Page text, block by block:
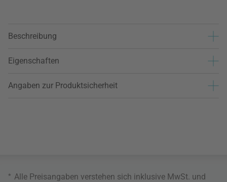
Beschreibung
Eigenschaften
Angaben zur Produktsicherheit
* Alle Preisangaben verstehen sich inklusive MwSt. und